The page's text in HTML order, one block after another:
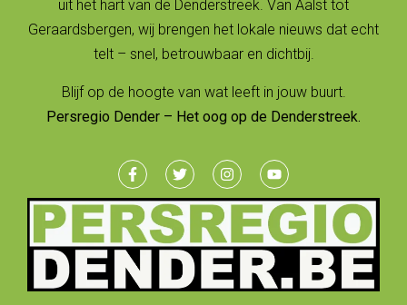
uit het hart van de Denderstreek. Van Aalst tot
Geraardsbergen, wij brengen het lokale nieuws dat echt
telt – snel, betrouwbaar en dichtbij.
Blijf op de hoogte van wat leeft in jouw buurt.
Persregio Dender – Het oog op de Denderstreek.